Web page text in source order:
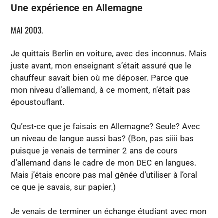
Une expérience en Allemagne
MAI 2003.
Je quittais Berlin en voiture, avec des inconnus. Mais
juste avant, mon enseignant s’était assuré que le
chauffeur savait bien où me déposer. Parce que
mon niveau d’allemand, à ce moment, n’était pas
époustouflant.
Qu’est-ce que je faisais en Allemagne? Seule? Avec
un niveau de langue aussi bas? (Bon, pas siiii bas
puisque je venais de terminer 2 ans de cours
d’allemand dans le cadre de mon DEC en langues.
Mais j’étais encore pas mal gênée d’utiliser à l’oral
ce que je savais, sur papier.)
Je venais de terminer un échange étudiant avec mon